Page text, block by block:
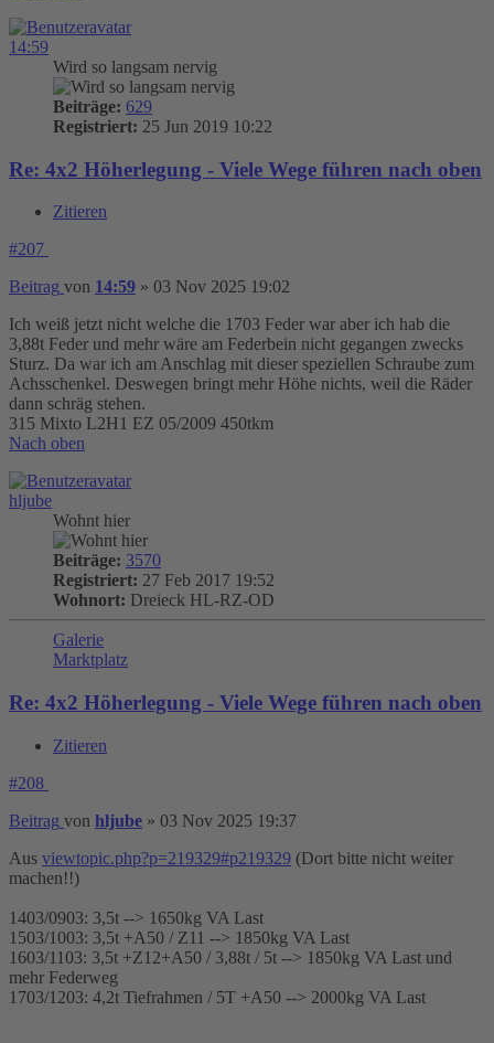
14:59
Wird so langsam nervig
Beiträge: 629
Registriert: 25 Jun 2019 10:22
Re: 4x2 Höherlegung - Viele Wege führen nach oben
Zitieren
#207
Beitrag von 14:59 » 03 Nov 2025 19:02
Ich weiß jetzt nicht welche die 1703 Feder war aber ich hab die
3,88t Feder und mehr wäre am Federbein nicht gegangen zwecks
Sturz. Da war ich am Anschlag mit dieser speziellen Schraube zum
Achsschenkel. Deswegen bringt mehr Höhe nichts, weil die Räder
dann schräg stehen.
315 Mixto L2H1 EZ 05/2009 450tkm
Nach oben
hljube
Wohnt hier
Beiträge: 3570
Registriert: 27 Feb 2017 19:52
Wohnort: Dreieck HL-RZ-OD
Galerie
Marktplatz
Re: 4x2 Höherlegung - Viele Wege führen nach oben
Zitieren
#208
Beitrag von hljube » 03 Nov 2025 19:37
Aus viewtopic.php?p=219329#p219329 (Dort bitte nicht weiter
machen!!)
1403/0903: 3,5t --> 1650kg VA Last
1503/1003: 3,5t +A50 / Z11 --> 1850kg VA Last
1603/1103: 3,5t +Z12+A50 / 3,88t / 5t --> 1850kg VA Last und
mehr Federweg
1703/1203: 4,2t Tiefrahmen / 5T +A50 --> 2000kg VA Last